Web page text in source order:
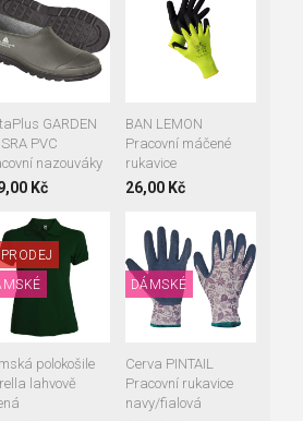
červená
GARDEN
PVC
nazouváky
Kč
39
40
41
42
43
44
45
47
BAN LEMON
Pracovní máčené
rukavice
26,00 Kč
08
11
polokošile
lahvově
XXL
DÁMSKÉ
Cerva PINTAIL
Pracovní rukavice
navy/fialová
07 08 09